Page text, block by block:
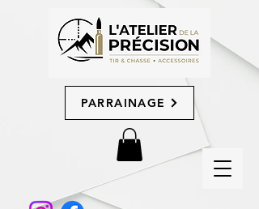
PARRAINAGE